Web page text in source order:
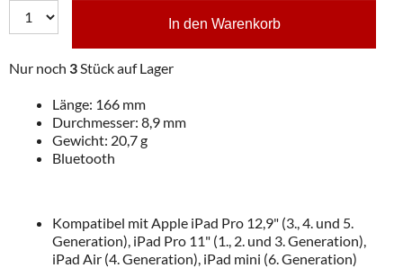
In den Warenkorb
Nur noch 3Stück auf Lager
Länge: 166 mm
Durchmesser: 8,9 mm
Gewicht: 20,7 g
Bluetooth
Kompatibel mit Apple iPad Pro 12,9" (3., 4. und 5.
Generation), iPad Pro 11" (1., 2. und 3. Generation),
iPad Air (4. Generation), iPad mini (6. Generation)